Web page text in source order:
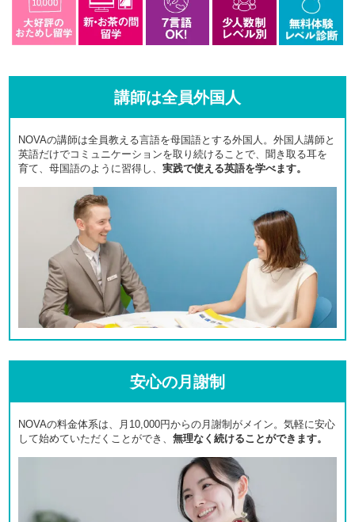
講師は全員外国人
NOVAの講師は全員教える言語を母国語とする外国人。外国人講師と
英語だけでコミュニケーションを取り続けることで、聞き取る耳を
育て、母国語のように習得し、 実践で使える英語を学べます。
安心の月謝制
NOVAの料金体系は、月10,000円からの月謝制がメイン。気軽に安心
して始めていただくことができ、 無理なく続けることができます。